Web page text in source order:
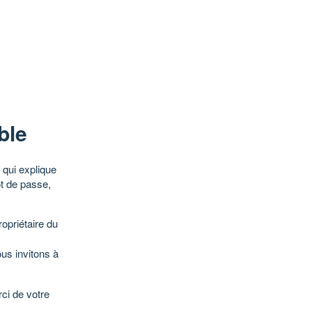
explique
de passe,
du
invitons à
de votre